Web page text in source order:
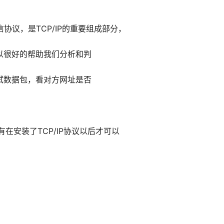
议，是TCP/IP的重要组成部分，
好的帮助我们分析和判
据包，看对方网址是否
安装了TCP/IP协议以后才可以